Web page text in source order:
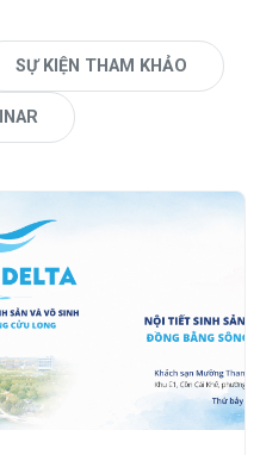
SỰ KIỆN THAM KHẢO